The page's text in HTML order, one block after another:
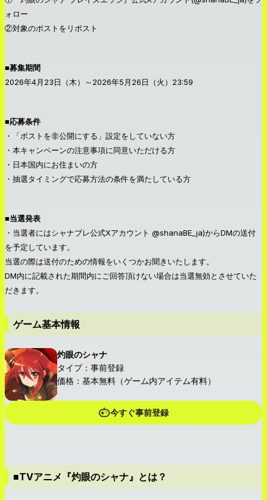
ォロー
②対象のポストをリポスト
■募集期間
2026年4月23日（木）～2026年5月26日（火）23:59
■応募条件
・「ポストを非公開にする」設定をしていない方
・本キャンペーンの注意事項に同意いただける方
・日本国内にお住まいの方
・抽選タイミングで応募方法の条件を満たしている方
■当選発表
・当選者にはシャナブレ公式Xアカウント @shanaBE_ja)からDMの送付
を予定しています。
当選の際は送付のための情報をいくつかお聞きいたします。
DM内に記載された期間内にご回答頂けない場合は当選無効とさせていた
だきます。
ゲーム基本情報
灼眼のシャナ
タイプ：事前登録
価格：基本無料（ゲーム内アイテム有料）
今すぐ事前登録
■TVアニメ『灼眼のシャナ』とは？